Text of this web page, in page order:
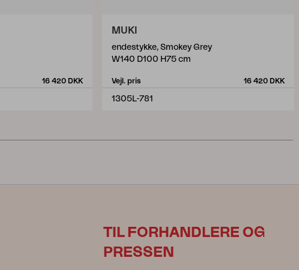
16 420 DKK
MUKI
endestykke, Smokey Grey
W140 D100 H75 cm
Vejl. pris 16 420 DKK
1305L-781
TIL FORHANDLERE OG
PRESSEN